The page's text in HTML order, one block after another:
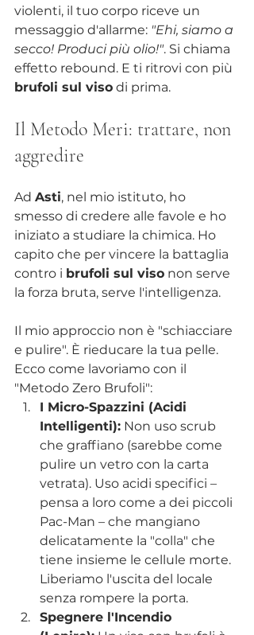
violenti, il tuo corpo riceve un
messaggio d'allarme: "Ehi, siamo a
secco! Produci più olio!". Si chiama
effetto rebound. E ti ritrovi con più
brufoli sul viso di prima.
Il Metodo Meri: trattare, non
aggredire
Ad Asti, nel mio istituto, ho
smesso di credere alle favole e ho
iniziato a studiare la chimica. Ho
capito che per vincere la battaglia
contro i brufoli sul viso non serve
la forza bruta, serve l'intelligenza.
Il mio approccio non è "schiacciare
e pulire". È rieducare la tua pelle.
Ecco come lavoriamo con il
"Metodo Zero Brufoli":
I Micro-Spazzini (Acidi
Intelligenti): Non uso scrub
che graffiano (sarebbe come
pulire un vetro con la carta
vetrata). Uso acidi specifici –
pensa a loro come a dei piccoli
Pac-Man – che mangiano
delicatamente la "colla" che
tiene insieme le cellule morte.
Liberiamo l'uscita del locale
senza rompere la porta.
Spegnere l'Incendio